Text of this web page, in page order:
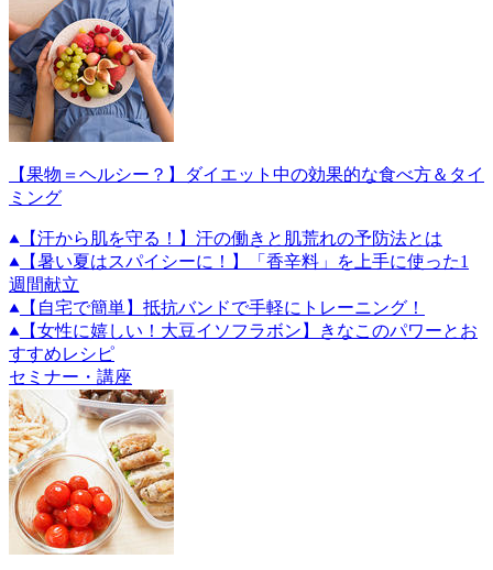
【果物＝ヘルシー？】ダイエット中の効果的な食べ方＆タイ
ミング
【汗から肌を守る！】汗の働きと肌荒れの予防法とは
【暑い夏はスパイシーに！】「香辛料」を上手に使った1
週間献立
【自宅で簡単】抵抗バンドで手軽にトレーニング！
【女性に嬉しい！大豆イソフラボン】きなこのパワーとお
すすめレシピ
セミナー・講座